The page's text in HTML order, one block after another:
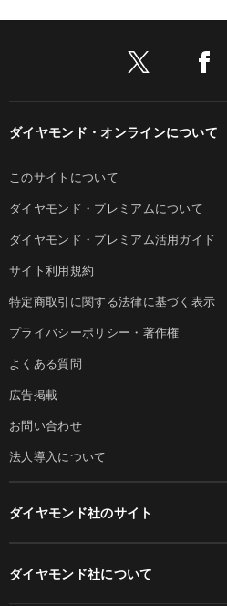
ダイヤモンド・オンラインについて
このサイトについて
ダイヤモンド・プレミアムについて
ダイヤモンド・プレミアム活用ガイド
サイト利用規約
特定商取引に関する法律に基づく表示
プライバシーポリシー・著作権
よくある質問
広告掲載
お問い合わせ
法人導入について
ダイヤモンド社のサイト
ダイヤモンド社について